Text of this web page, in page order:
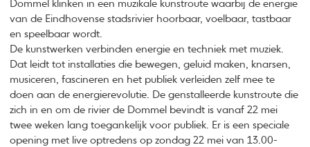
Dommel klinken in een muzikale kunstroute waarbij de energie
van de Eindhovense stadsrivier hoorbaar, voelbaar, tastbaar
en speelbaar wordt.
De kunstwerken verbinden energie en techniek met muziek.
Dat leidt tot installaties die bewegen, geluid maken, knarsen,
musiceren, fascineren en het publiek verleiden zelf mee te
doen aan de energierevolutie. De genstalleerde kunstroute die
zich in en om de rivier de Dommel bevindt is vanaf 22 mei
twee weken lang toegankelijk voor publiek. Er is een speciale
opening met live optredens op zondag 22 mei van 13.00-